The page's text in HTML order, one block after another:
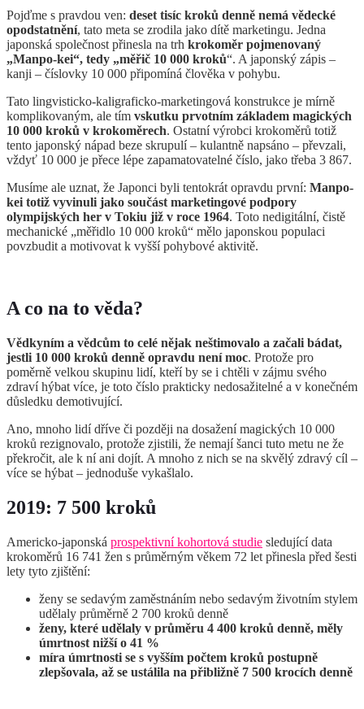
Pojďme s pravdou ven: deset tisíc kroků denně nemá vědecké
opodstatnění, tato meta se zrodila jako dítě marketingu. Jedna
japonská společnost přinesla na trh krokoměr pojmenovaný
„Manpo-kei“, tedy „měřič 10 000 kroků“. A japonský zápis –
kanji – číslovky 10 000 připomíná člověka v pohybu.
Tato lingvisticko-kaligraficko-marketingová konstrukce je mírně
komplikovaným, ale tím vskutku prvotním základem magických
10 000 kroků v krokoměrech. Ostatní výrobci krokoměrů totiž
tento japonský nápad beze skrupulí – kulantně napsáno – převzali,
vždyť 10 000 je přece lépe zapamatovatelné číslo, jako třeba 3 867.
Musíme ale uznat, že Japonci byli tentokrát opravdu první: Manpo-
kei totiž vyvinuli jako součást marketingové podpory
olympijských her v Tokiu již v roce 1964. Toto nedigitální, čistě
mechanické „měřidlo 10 000 kroků“ mělo japonskou populaci
povzbudit a motivovat k vyšší pohybové aktivitě.
A co na to věda?
Vědkyním a vědcům to celé nějak neštimovalo a začali bádat,
jestli 10 000 kroků denně opravdu není moc. Protože pro
poměrně velkou skupinu lidí, kteří by se i chtěli v zájmu svého
zdraví hýbat více, je toto číslo prakticky nedosažitelné a v konečném
důsledku demotivující.
Ano, mnoho lidí dříve či později na dosažení magických 10 000
kroků rezignovalo, protože zjistili, že nemají šanci tuto metu ne že
překročit, ale k ní ani dojít. A mnoho z nich se na skvělý zdravý cíl –
více se hýbat – jednoduše vykašlalo.
2019: 7 500 kroků
Americko-japonská prospektivní kohortová studie sledující data
krokoměrů 16 741 žen s průměrným věkem 72 let přinesla před šesti
lety tyto zjištění:
ženy se sedavým zaměstnáním nebo sedavým životním stylem
udělaly průměrně 2 700 kroků denně
ženy, které udělaly v průměru 4 400 kroků denně, měly
úmrtnost nižší o 41 %
míra úmrtnosti se s vyšším počtem kroků postupně
zlepšovala, až se ustálila na přibližně 7 500 krocích denně